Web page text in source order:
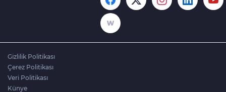
Gizlilik Politikası
Çerez Politikası
Veri Politikası
Künye